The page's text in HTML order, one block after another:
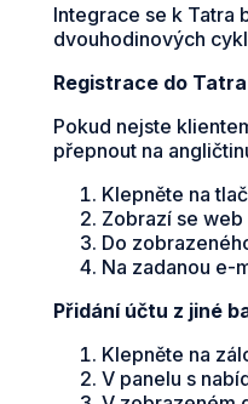
Integrace se k Tatra
dvouhodinových
Registrace do
Pokud nejste
přepnout na
Klepněte na
Zobrazí se web
Do
Na zadanou e-
Přidání účtu z jiné
Klepněte na
V panelu s